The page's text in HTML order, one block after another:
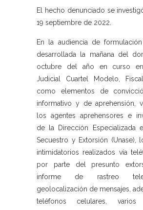
El hecho denunciado se
19 septiembre de 2022.
En la audiencia de
desarrollada la mañana del
octubre del año en curso
Judicial Cuartel Modelo,
como elementos de
informativo y de aprehensión,
los agentes aprehensores e
de la Dirección Especializada
Secuestro y Extorsión (Unase),
intimidatorios realizados vía
por parte del presunto
informe de rastreo
geolocalización de mensajes,
teléfonos celulares,